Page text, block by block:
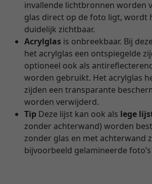
invallende lichtbronnen worden
glas direct op de foto ligt, wordt
duidelijk zichtbaar.
Acrylglas is onbreekbaar. Bij
het acrylglas een ontspiegelde
optioneel ook als
worden gebruikt. Het acrylglas
zijden een transparante
worden verwijderd.
Tip Deze lijst kan ook als lege
zonder achterwand) worden
zonder glas en met achterwand
bijvoorbeeld gelamineerde